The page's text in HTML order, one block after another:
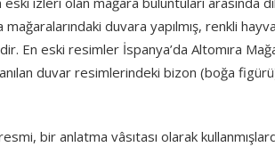
duvara yapılmış, renkli
En eski resimler İspanya’da Altomıra
duvar resimlerindeki bizon (boğa
bir anlatma vâsıtası olarak